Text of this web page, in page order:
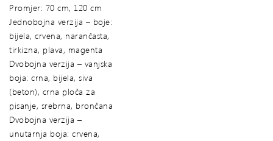
Promjer: 70 cm, 120 cm
Jednobojna verzija – boje:
bijela, crvena, narančasta,
tirkizna, plava, magenta
Dvobojna verzija – vanjska
boja: crna, bijela, siva
(beton), crna ploča za
pisanje, srebrna, brončana
Dvobojna verzija –
unutarnja boja: crvena,